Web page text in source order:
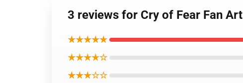
3 reviews for Cry of Fear Fan Art
★★★★★
★★★★☆
★★★☆☆